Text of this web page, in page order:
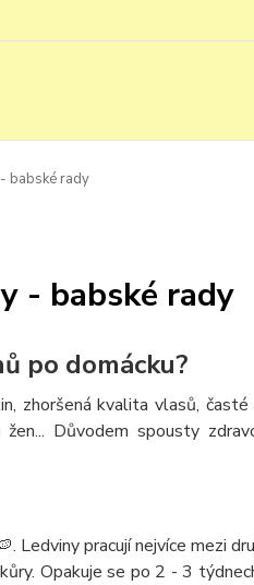
babské rady
- babské rady
po domácku?
zhoršená kvalita vlasů,
Důvodem spousty
Ledviny pracují nejvíce mezi
Opakuje se po 2 - 3